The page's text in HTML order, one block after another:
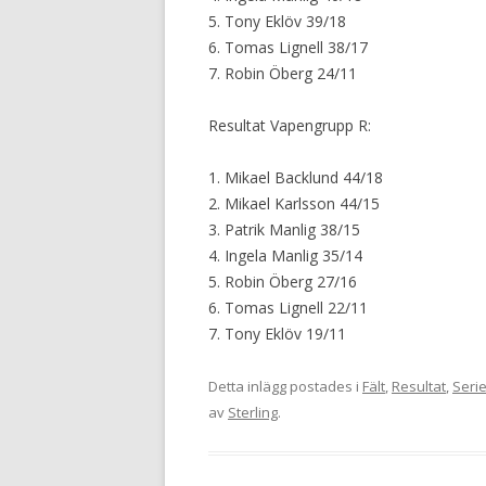
5. Tony Eklöv 39/18
6. Tomas Lignell 38/17
7. Robin Öberg 24/11
Resultat Vapengrupp R:
1. Mikael Backlund 44/18
2. Mikael Karlsson 44/15
3. Patrik Manlig 38/15
4. Ingela Manlig 35/14
5. Robin Öberg 27/16
6. Tomas Lignell 22/11
7. Tony Eklöv 19/11
Detta inlägg postades i Fält, Resultat,
av Sterling.